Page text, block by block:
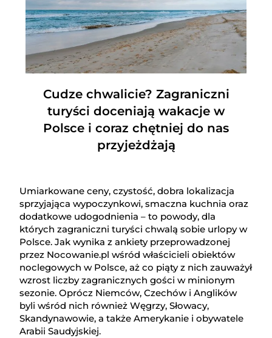
Cudze chwalicie? Zagraniczni
turyści doceniają wakacje w
Polsce i coraz chętniej do nas
przyjeżdżają
Umiarkowane ceny, czystość, dobra lokalizacja
sprzyjająca wypoczynkowi, smaczna kuchnia oraz
dodatkowe udogodnienia – to powody, dla
których zagraniczni turyści chwalą sobie urlopy w
Polsce. Jak wynika z ankiety przeprowadzonej
przez Nocowanie.pl wśród właścicieli obiektów
noclegowych w Polsce, aż co piąty z nich zauważył
wzrost liczby zagranicznych gości w minionym
sezonie. Oprócz Niemców, Czechów i Anglików
byli wśród nich również Węgrzy, Słowacy,
Skandynawowie, a także Amerykanie i obywatele
Arabii Saudyjskiej.